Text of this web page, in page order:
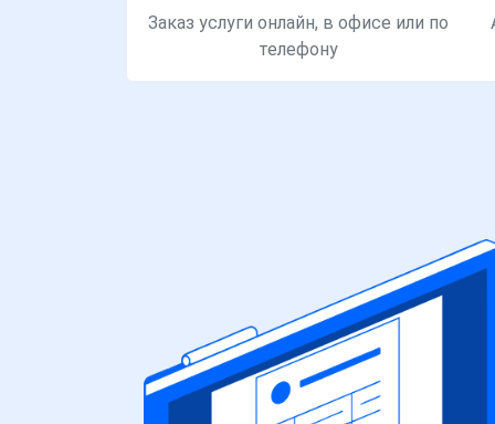
Заказ услуги онлайн, в офисе или по
телефону